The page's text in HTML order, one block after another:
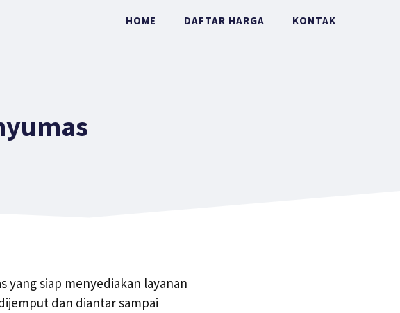
HOME DAFTAR HARGA KONTAK
yang siap menyediakan layanan
dan diantar sampai